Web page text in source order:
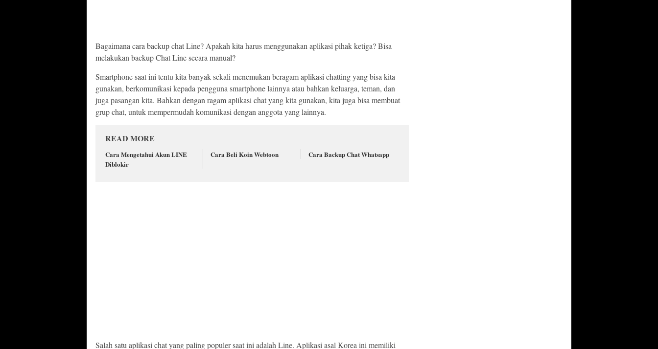
Bagaimana cara backup chat Line? Apakah kita harus menggunakan aplikasi pihak ketiga? Bisa
melakukan backup Chat Line secara manual?
Smartphone saat ini tentu kita banyak sekali menemukan beragam aplikasi chatting yang bisa kita
gunakan, berkomunikasi kepada pengguna smartphone lainnya atau bahkan keluarga, teman, dan
juga pasangan kita. Bahkan dengan ragam aplikasi chat yang kita gunakan, kita juga bisa membuat
grup chat, untuk mempermudah komunikasi dengan anggota yang lainnya.
READ MORE
Cara Mengetahui Akun LINE
Diblokir
Cara Beli Koin Webtoon Cara Backup Chat Whatsapp
Salah satu aplikasi chat yang paling populer saat ini adalah Line. Aplikasi asal Korea ini memiliki